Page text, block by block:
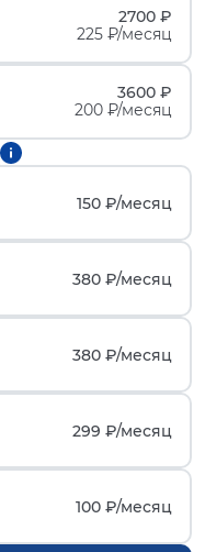
2700 ₽
225 ₽/месяц
3600 ₽
200 ₽/месяц
150 ₽/месяц
380 ₽/месяц
380 ₽/месяц
299 ₽/месяц
100 ₽/месяц